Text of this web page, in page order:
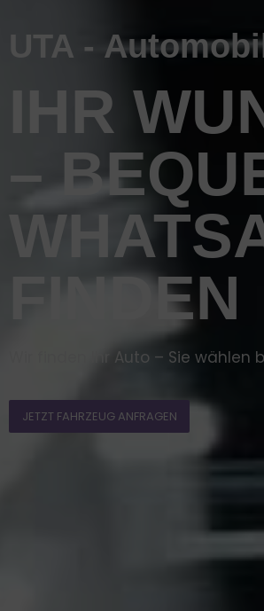
UTA -
IHR
–
FINDEN
Wir finden Ihr Auto – Sie wählen
JETZT FAHRZEUG ANFRAGEN